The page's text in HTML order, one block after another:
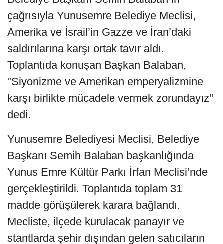
çağrısıyla Yunusemre Belediye Meclisi,
Amerika ve İsrail’in Gazze ve İran’daki
saldırılarına karşı ortak tavır aldı.
Toplantıda konuşan Başkan Balaban,
"Siyonizme ve Amerikan emperyalizmine
karşı birlikte mücadele vermek zorundayız"
dedi.
Yunusemre Belediyesi Meclisi, Belediye
Başkanı Semih Balaban başkanlığında
Yunus Emre Kültür Parkı İrfan Meclisi’nde
gerçekleştirildi. Toplantıda toplam 31
madde görüşülerek karara bağlandı.
Mecliste, ilçede kurulacak panayır ve
stantlarda şehir dışından gelen satıcıların